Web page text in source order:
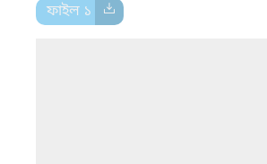
ফাইল ১